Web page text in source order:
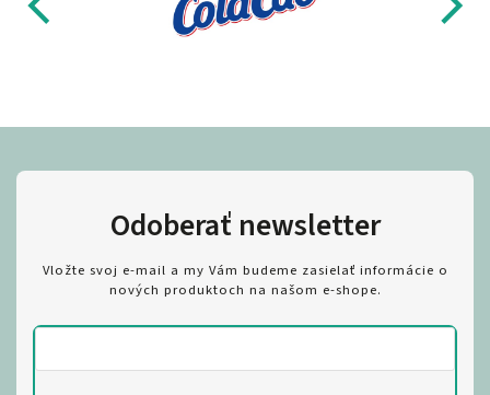
Odoberať newsletter
Vložte svoj e-mail a my Vám budeme zasielať informácie o
nových produktoch na našom e-shope.